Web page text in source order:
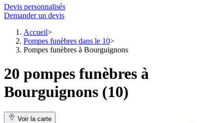
Devis personnalisés
Demander un devis
Accueil
Pompes funèbres dans le 10
Pompes funèbres à Bourguignons
20 pompes funèbres à
Bourguignons (10)
Voir la carte